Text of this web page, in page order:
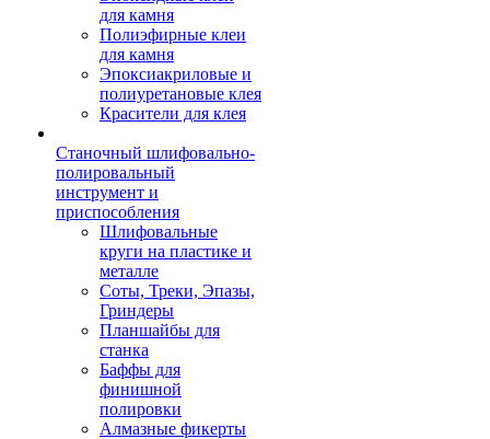
для камня
Полиэфирные клеи
для камня
Эпоксиакриловые и
полиуретановые клея
Красители для клея
Станочный шлифовально-
полировальный
инструмент и
приспособления
Шлифовальные
круги на пластике и
металле
Соты, Треки, Эпазы,
Гриндеры
Планшайбы для
станка
Баффы для
финишной
полировки
Алмазные фикерты